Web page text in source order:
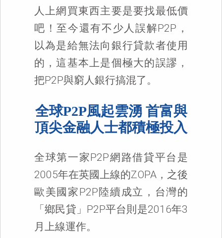
人上網買東西主要是要找最低價
吧！至今還有不少人誤解P2P，
以為是給無法向銀行貸款者使用
的，這基本上是個極大的誤謬，
把P2P與窮人銀行搞混了。
全球P2P風起雲湧 首富與
頂尖金融人士都積極投入
全球第一家P2P網路借貸平台是
2005年在英國上線的ZOPA，之後
歐美國家P2P陸續成立，台灣的
「鄉民貸」P2P平台則是2016年3
月上線運作。